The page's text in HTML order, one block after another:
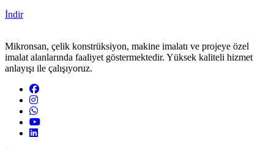
İndir
Mikronsan, çelik konstrüksiyon, makine imalatı ve projeye özel
imalat alanlarında faaliyet göstermektedir. Yüksek kaliteli hizmet
anlayışı ile çalışıyoruz.